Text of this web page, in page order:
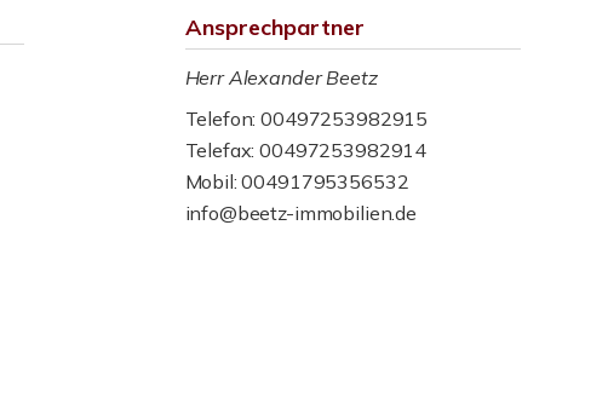
Ansprechpartner
Herr Alexander Beetz
Telefon: 00497253982915
Telefax: 00497253982914
Mobil: 00491795356532
info@beetz-immobilien.de